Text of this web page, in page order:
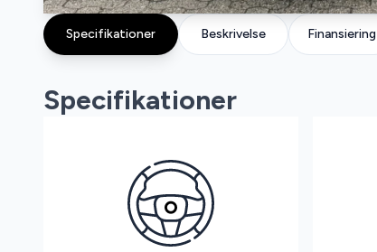
Specifikationer Beskrivelse Finansiering
Specifikationer